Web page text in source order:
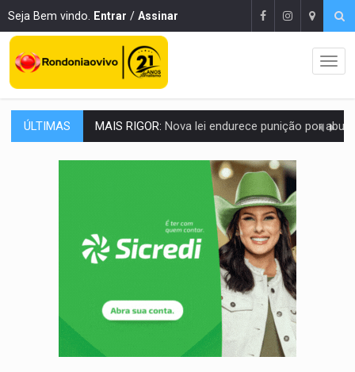
Seja Bem vindo. Entrar / Assinar
ÚLTIMAS POLUIÇÃO E RISCOS: Retirada de fiação irregular avança no país e em PVH
VÍDEO:Armado com machado, homem ameaça matar sobrinha grávida e
Homem é espancado por facção criminosa
Perseguição é registrada no shopping após colombiana furtar
LUDOPATIA:Apostas online começam a afetar produtividade e rotina
Plantar árvores não será mais suficiente para
OVNIS NA LUA:Cientistas alertam para possível base secreta no satélite
ACABOU COM PEUGEOT: Incêndio destrói carro que era rebocado para oficina